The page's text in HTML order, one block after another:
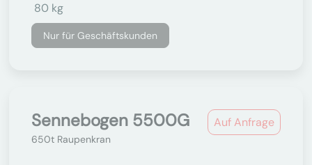
80 kg
Nur für Geschäftskunden
Auf Anfrage
Sennebogen 5500G
650t Raupenkran